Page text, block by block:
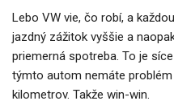
Lebo VW vie, čo robí, a
jazdný zážitok vyššie a
priemerná spotreba. To je
týmto autom nemáte
kilometrov. Takže win-win.